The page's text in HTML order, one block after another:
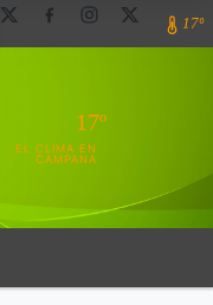
17º
17º
EL CLIMA EN
CAMPANA